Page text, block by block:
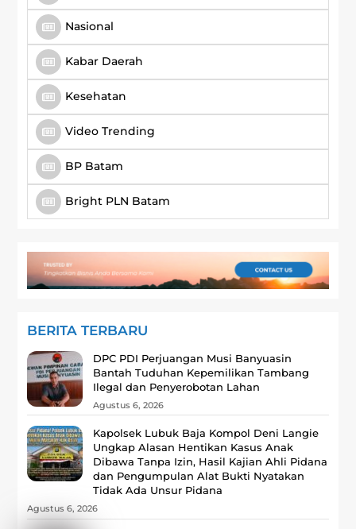
Nasional
Kabar Daerah
Kesehatan
Video Trending
BP Batam
Bright PLN Batam
BERITA TERBARU
DPC PDI Perjuangan Musi Banyuasin
Bantah Tuduhan Kepemilikan Tambang
Ilegal dan Penyerobotan Lahan
Agustus 6, 2026
Kapolsek Lubuk Baja Kompol Deni Langie
Ungkap Alasan Hentikan Kasus Anak
Dibawa Tanpa Izin, Hasil Kajian Ahli Pidana
dan Pengumpulan Alat Bukti Nyatakan
Tidak Ada Unsur Pidana
Agustus 6, 2026